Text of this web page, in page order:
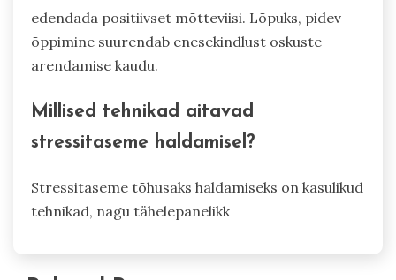
edendada positiivset mõtteviisi. Lõpuks, pidev
õppimine suurendab enesekindlust oskuste
arendamise kaudu.
Millised tehnikad aitavad
stressitaseme haldamisel?
Stressitaseme tõhusaks haldamiseks on kasulikud
tehnikad, nagu tähelepanelikk